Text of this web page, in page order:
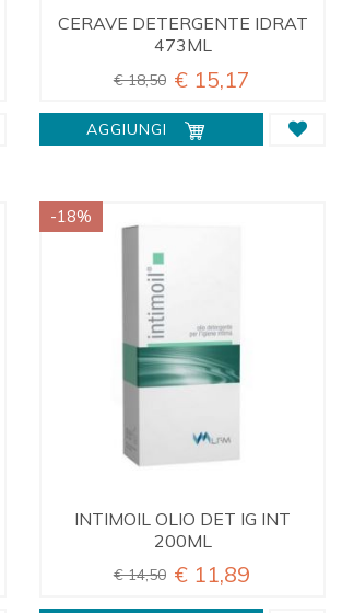
CERAVE DETERGENTE IDRAT
473ML
€ 18,50 € 15,17
AGGIUNGI
INTIMOIL OLIO DET IG INT
200ML
€ 14,50 € 11,89
-18%